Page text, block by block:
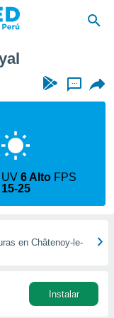
...
UV6 Alto FPS
15-25
en Châtenoy-le-
Instalar